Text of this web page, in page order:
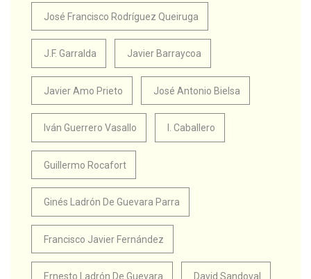
José Francisco Rodríguez Queiruga
J.F. Garralda Javier Barraycoa
Javier Amo Prieto José Antonio Bielsa
Iván Guerrero Vasallo I. Caballero
Guillermo Rocafort
Ginés Ladrón De Guevara Parra
Francisco Javier Fernández
Ernesto Ladrón De Guevara David Sandoval